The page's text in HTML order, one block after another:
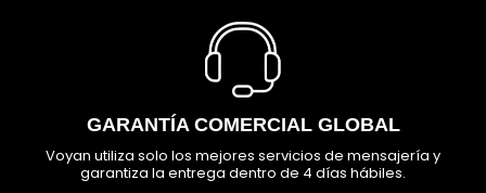
GARANTÍA COMERCIAL GLOBAL
Voyan utiliza solo los mejores servicios de mensajería y
garantiza la entrega dentro de 4 días hábiles.